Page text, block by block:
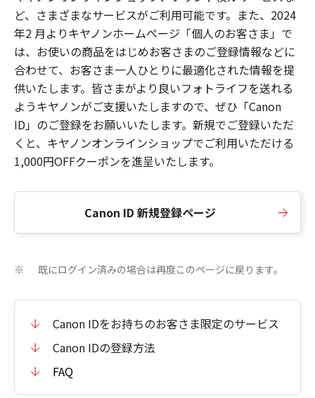
ど、さまざまなサービスがご利用可能です。また、2024
年2 月よりキヤノンホームページ「個人のお客さま」で
は、お使いの商品をはじめお客さまのご登録情報などに
合わせて、お客さま一人ひとりに最適化された情報を提
供いたします。皆さまがより良いフォトライフを送れる
ようキヤノンがご支援いたしますので、ぜひ「Canon
ID」のご登録をお願いいたします。新規でご登録いただ
くと、キヤノンオンラインショップでご利用いただける
1,000円OFFクーポンを進呈いたします。
Canon ID 新規登録ページ
※ 既にログイン済みの場合は再度このページに戻ります。
Canon IDをお持ちのお客さま限定のサービス
Canon IDの登録方法
FAQ